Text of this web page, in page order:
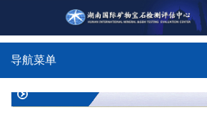
导航菜单